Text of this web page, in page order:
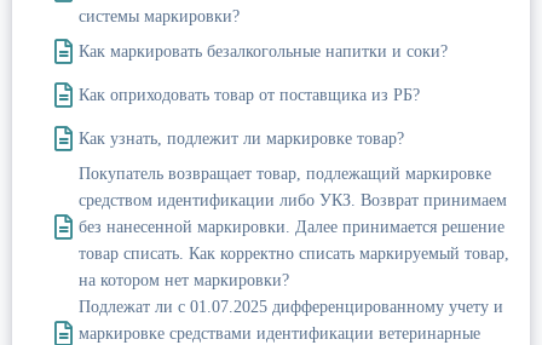
системы маркировки?
Как маркировать безалкогольные напитки и соки?
Как оприходовать товар от поставщика из РБ?
Как узнать, подлежит ли маркировке товар?
Покупатель возвращает товар, подлежащий маркировке
средством идентификации либо УКЗ. Возврат принимаем
без нанесенной маркировки. Далее принимается решение
товар списать. Как корректно списать маркируемый товар,
на котором нет маркировки?
Подлежат ли с 01.07.2025 дифференцированному учету и
маркировке средствами идентификации ветеринарные